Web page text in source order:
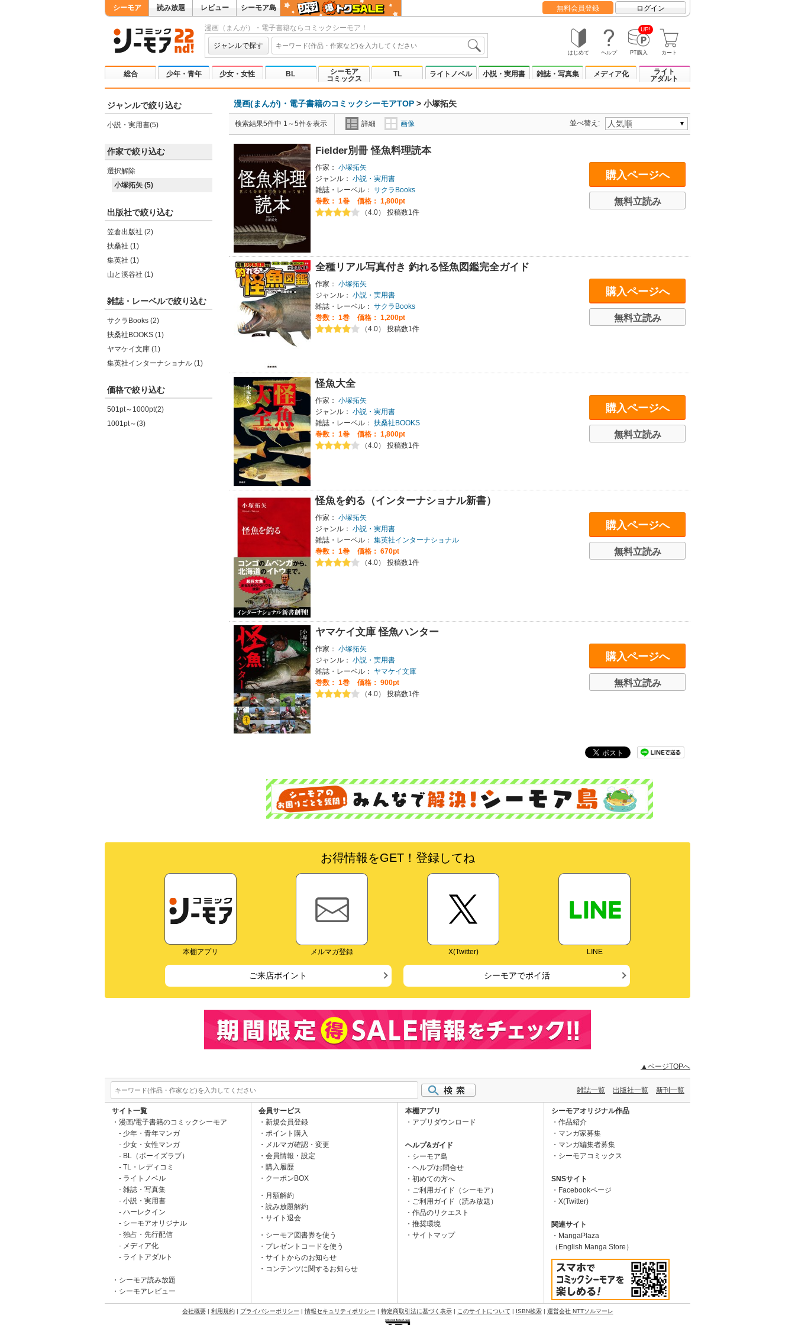
シーモア 読み放題 レビュー シーモア島 無料会員登録 ログイン
漫画（まんが）・電子書籍ならコミックシーモア！
ジャンルで探す
はじめて ヘルプ
UP!
PT購入 カート
総合 少年・青年 少女・女性 BL
シーモア
コミックス
TL ライトノベル 小説・実用書 雑誌・写真集 メディア化
ライト
アダルト
ジャンルで絞り込む
小説・実用書(5)
作家で絞り込む
選択解除
小塚拓矢 (5)
出版社で絞り込む
笠倉出版社 (2)
扶桑社 (1)
集英社 (1)
山と溪谷社 (1)
雑誌・レーベルで絞り込む
サクラBooks (2)
扶桑社BOOKS (1)
ヤマケイ文庫 (1)
集英社インターナショナル (1)
価格で絞り込む
501pt～1000pt(2)
1001pt～(3)
漫画(まんが)・電子書籍のコミックシーモアTOP > 小塚拓矢
検索結果5件中 1～5件を表示 詳細 画像 並べ替え:
Fielder別冊 怪魚料理読本
作家： 小塚拓矢
ジャンル： 小説・実用書
雑誌・レーベル： サクラBooks
巻数： 1巻
価格： 1,800pt
（4.0） 投稿数1件
購入ページへ
無料立読み
全種リアル写真付き 釣れる怪魚図鑑完全ガイド
作家： 小塚拓矢
ジャンル： 小説・実用書
雑誌・レーベル： サクラBooks
巻数： 1巻
価格： 1,200pt
（4.0） 投稿数1件
購入ページへ
無料立読み
怪魚大全
作家： 小塚拓矢
ジャンル： 小説・実用書
雑誌・レーベル： 扶桑社BOOKS
巻数： 1巻
価格： 1,800pt
（4.0） 投稿数1件
購入ページへ
無料立読み
怪魚を釣る（インターナショナル新書）
作家： 小塚拓矢
ジャンル： 小説・実用書
雑誌・レーベル： 集英社インターナショナル
巻数： 1巻
価格： 670pt
（4.0） 投稿数1件
購入ページへ
無料立読み
ヤマケイ文庫 怪魚ハンター
作家： 小塚拓矢
ジャンル： 小説・実用書
雑誌・レーベル：
ヤマケイ文庫
巻数： 1巻
価格： 900pt
（4.0） 投稿数1件
購入ページへ
無料立読み
お得情報をGET！登録してね
本棚アプリ メルマガ登録 X(Twitter) LINE
ご来店ポイント シーモアでポイ活
▲ページTOPへ
雑誌一覧 出版社一覧 新刊一覧
サイト一覧
漫画/電子書籍のコミックシーモア
少年・青年マンガ
少女・女性マンガ
BL（ボーイズラブ）
TL・レディコミ
ライトノベル
雑誌・写真集
小説・実用書
ハーレクイン
シーモアオリジナル
独占・先行配信
メディア化
ライトアダルト
シーモア読み放題
シーモアレビュー
会員サービス
新規会員登録
ポイント購入
メルマガ確認・変更
会員情報・設定
購入履歴
クーポンBOX
月額解約
読み放題解約
サイト退会
シーモア図書券を使う
プレゼントコードを使う
サイトからのお知らせ
コンテンツに関するお知らせ
本棚アプリ
アプリダウンロード
ヘルプ&ガイド
シーモア島
ヘルプ/お問合せ
初めての方へ
ご利用ガイド（シーモア）
ご利用ガイド（読み放題）
作品のリクエスト
推奨環境
サイトマップ
シーモアオリジナル作品
作品紹介
マンガ家募集
マンガ編集者募集
シーモアコミックス
SNSサイト
Facebookページ
X(Twitter)
関連サイト
MangaPlaza
（English Manga Store）
会社概要| 利用規約| プライバシーポリシー | 情報セキュリティポリシー | 特定商取引法に基づく表示| このサイトについて | ISBN検索| 運営会社 NTTソルマーレ